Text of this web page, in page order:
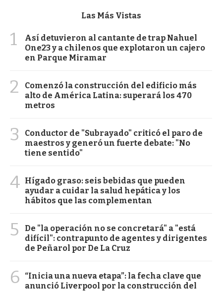
Las Más Vistas
1
Así detuvieron al cantante de trap Nahuel
One23 y a chilenos que explotaron un cajero
en Parque Miramar
2
Comenzó la construcción del edificio más
alto de América Latina: superará los 470
metros
3
Conductor de "Subrayado" criticó el paro de
maestros y generó un fuerte debate: "No
tiene sentido"
4 Hígado graso: seis bebidas que pueden
ayudar a cuidar la salud hepática y los
hábitos que las complementan
5
De "la operación no se concretará" a "está
difícil": contrapunto de agentes y dirigentes
de Peñarol por De La Cruz
6
“Inicia una nueva etapa”: la fecha clave que
anunció Liverpool por la construcción del